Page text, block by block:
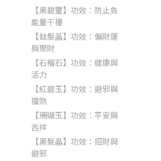
【黑碧璽】功效：防止負
能量干擾
【鈦髮晶】功效：偏財運
與聚財
【石榴石】功效：健康與
活力
【紅碧玉】功效：避邪與
擋煞
【珊瑚玉】功效：平安與
吉祥
【黑髮晶】功效：招財與
避邪